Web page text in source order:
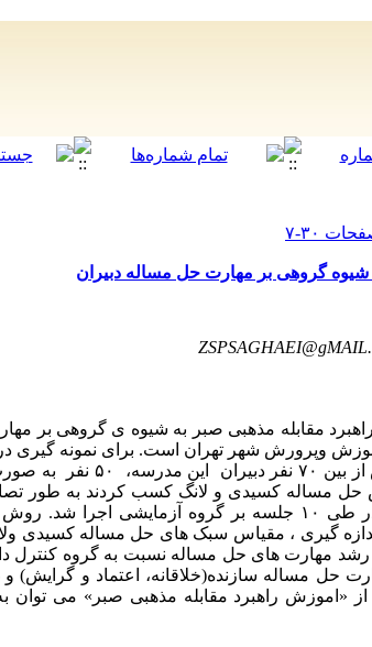
شیوه گروهی بر مهارت حل مساله دبیران
مقابله مذهبی صبر به شیوه ی گروهی بر
کلیه دبیران خانم شاغل در منطقه ۱۸ اموزش وپرورش شهر تهران است.
یک مدرسه به عنوان نمونه
مقیاس حل مساله کسیدی و لانگ کسب کردند به طور
قرار گرفتند. اموزش صبر به عنوان مداخله در طی ۱۰ جلسه بر
گیری ، مقیاس سبک های حل مساله کسیدی
رشد مهارت های حل مساله نسبت به گروه کنترل
حل مساله سازنده(خلاقانه، اعتماد و گرایش) و
از «اموزش راهبرد مقابله مذهبی صبر» می